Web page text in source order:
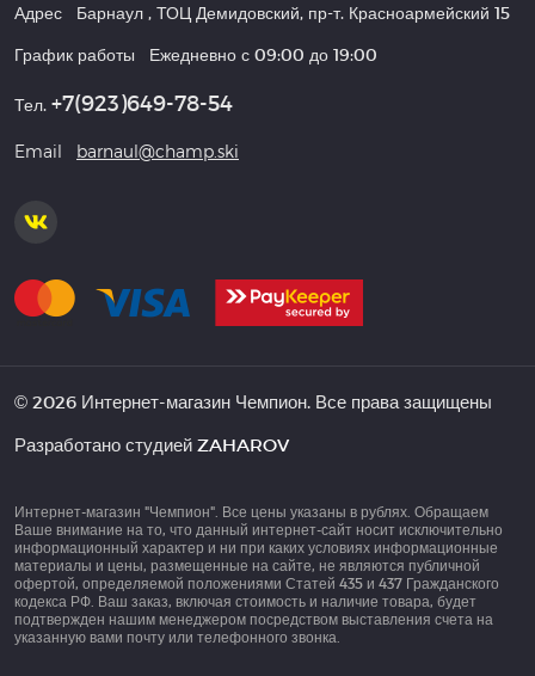
Адрес Барнаул , ТОЦ Демидовский, пр-т. Красноармейский 15
График работы Ежедневно с 09:00 до 19:00
Тел. +7(923)649-78-54
Email barnaul@champ.ski
© 2026 Интернет-магазин Чемпион. Все права защищены
Разработано студией ZAHAROV
Интернет-магазин "Чемпион". Все цены указаны в рублях. Обращаем
Ваше внимание на то, что данный интернет-сайт носит исключительно
информационный характер и ни при каких условиях информационные
материалы и цены, размещенные на сайте, не являются публичной
офертой, определяемой положениями Статей 435 и 437 Гражданского
кодекса РФ. Ваш заказ, включая стоимость и наличие товара, будет
подтвержден нашим менеджером посредством выставления счета на
указанную вами почту или телефонного звонка.